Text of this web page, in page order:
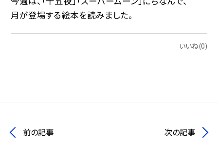
月が登場する絵本を読みました。
いいね(0)
前の記事 次の記事